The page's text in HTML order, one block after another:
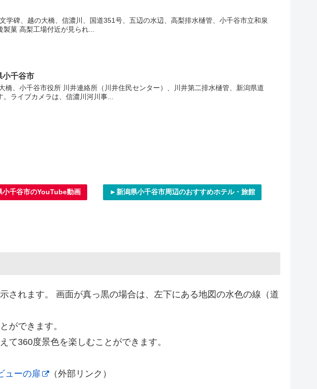
碑、越の大橋、信濃川、国道351号、五辺の水辺、高梨排水樋管、小千谷市立和泉
菓 高梨工場付近が見られ...
小千谷市
、小千谷市役所 川井連絡所（川井住民センター）、川井第二排水樋管、新潟県道
ライブカメラは、信濃川河川事...
千谷市のYouTube動画 ►新潟県小千谷市周辺のおすすめホテル・旅館
されます。 画面が真っ黒の場合は、左下にある地図の水色の線（道
ができます。
て360度景色を楽しむことができます。
ューの扉 （外部リンク）